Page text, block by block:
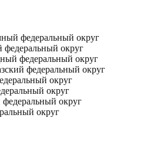
федеральный округ
округ
федеральный округ
федеральный округ
округ
округ
округ
округ